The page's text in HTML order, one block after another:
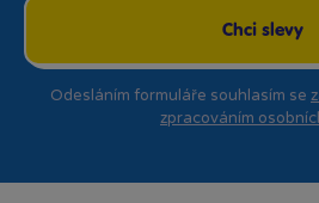
Chci slevy
Odesláním formuláře souhlasím se
zpracováním